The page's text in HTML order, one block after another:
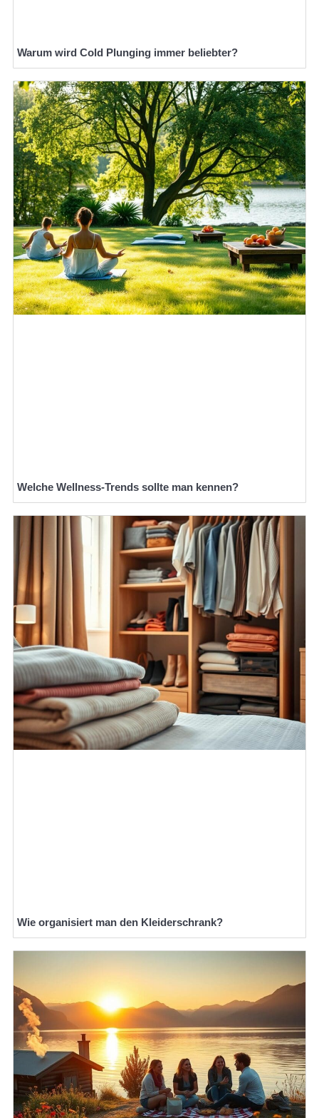
Warum wird Cold Plunging immer beliebter?
Welche Wellness-Trends sollte man kennen?
Wie organisiert man den Kleiderschrank?